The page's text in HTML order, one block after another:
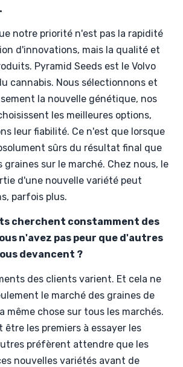
notre priorité n'est pas la rapidité
d'innovations, mais la qualité et
Pyramid Seeds est le Volvo
cannabis. Nous sélectionnons et
la nouvelle génétique, nos
les meilleures options,
leur fiabilité. Ce n'est que lorsque
sûrs du résultat final que
graines sur le marché. Chez nous, le
d'une nouvelle variété peut
parfois plus.
cherchent constamment des
n'avez pas peur que d'autres
devancent ?
des clients varient. Et cela ne
le marché des graines de
même chose sur tous les marchés.
les premiers à essayer les
préfèrent attendre que les
nouvelles variétés avant de